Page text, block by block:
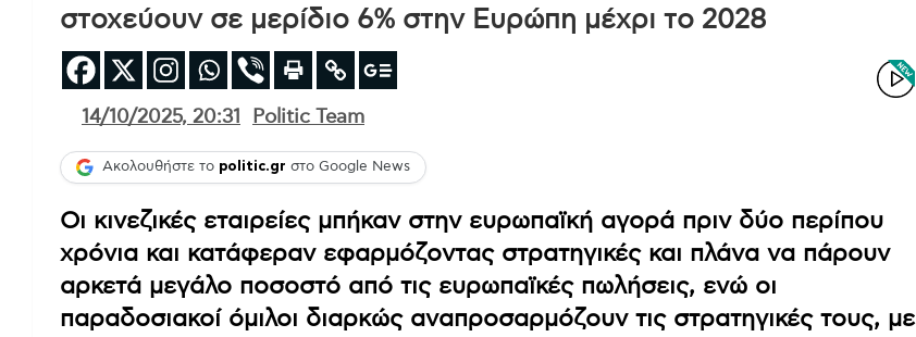
στοχεύουν σε μερίδιο 6% στην Ευρώπη μέχρι το 2028
14/10/2025, 20:31 Politic Team
Ακολουθήστε το politic.gr στο Google News
Οι κινεζικές εταιρείες μπήκαν στην ευρωπαϊκή αγορά πριν δύο περίπου
χρόνια και κατάφεραν εφαρμόζοντας στρατηγικές και πλάνα να πάρουν
αρκετά μεγάλο ποσοστό από τις ευρωπαϊκές πωλήσεις, ενώ οι
παραδοσιακοί όμιλοι διαρκώς αναπροσαρμόζουν τις στρατηγικές τους, με